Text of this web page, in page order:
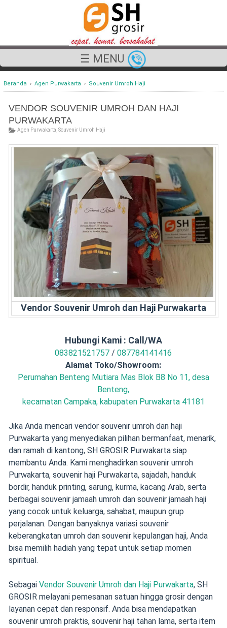
☰ MENU
Beranda › Agen Purwakarta › Souvenir Umroh Haji
VENDOR SOUVENIR UMROH DAN HAJI
PURWAKARTA
Agen Purwakarta Souvenir Umroh Haji
Vendor Souvenir Umroh dan Haji Purwakarta
Hubungi Kami : Call/WA
083821521757 /087784141416
Alamat Toko/Showroom:
Perumahan Benteng Mutiara Mas Blok B8 No 11, desa
Benteng,
kecamatan Campaka, kabupaten Purwakarta 41181
Jika Anda mencari vendor souvenir umroh dan haji
Purwakarta yang menyediakan pilihan bermanfaat, menarik,
dan ramah di kantong, SH GROSIR Purwakarta siap
membantu Anda. Kami menghadirkan souvenir umroh
Purwakarta, souvenir haji Purwakarta, sajadah, handuk
bordir, handuk printing, sarung, kurma, kacang Arab, serta
berbagai souvenir jamaah umroh dan souvenir jamaah haji
yang cocok untuk keluarga, sahabat, maupun grup
perjalanan. Dengan banyaknya variasi souvenir
keberangkatan umroh dan souvenir kepulangan haji, Anda
bisa memilih hadiah yang tepat untuk setiap momen
spiritual.
Sebagai Vendor Souvenir Umroh dan Haji Purwakarta, SH
GROSIR melayani pemesanan satuan hingga grosir dengan
layanan cepat dan responsif. Anda bisa mendapatkan
souvenir umroh praktis, souvenir haji tahan lama, serta item